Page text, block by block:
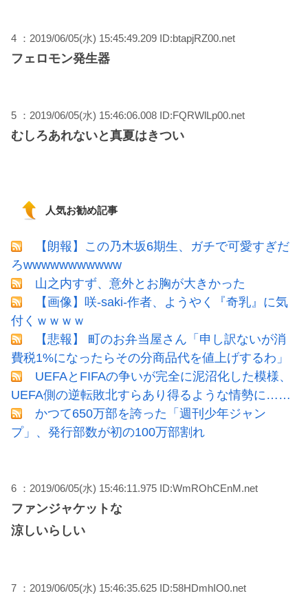
4 ：2019/06/05(水) 15:45:49.209 ID:btapjRZ00.net
フェロモン発生器
5 ：2019/06/05(水) 15:46:06.008 ID:FQRWlLp00.net
むしろあれないと真夏はきつい
人気お勧め記事
【朗報】この乃木坂6期生、ガチで可愛すぎだ
ろwwwwwwwwwww
山之内すず、意外とお胸が大きかった
【画像】咲-saki-作者、ようやく『奇乳』に気
付くｗｗｗｗ
【悲報】 町のお弁当屋さん「申し訳ないが消
費税1%になったらその分商品代を値上げするわ」
UEFAとFIFAの争いが完全に泥沼化した模様、
UEFA側の逆転敗北すらあり得るような情勢に……
かつて650万部を誇った「週刊少年ジャン
プ」、発行部数が初の100万部割れ
6 ：2019/06/05(水) 15:46:11.975 ID:WmROhCEnM.net
ファンジャケットな
涼しいらしい
7 ：2019/06/05(水) 15:46:35.625 ID:58HDmhIO0.net